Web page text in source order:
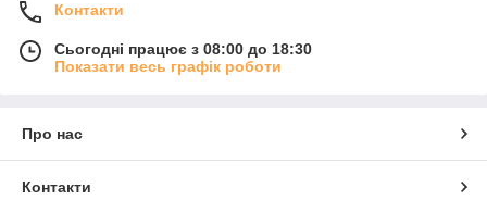
Контакти
Сьогодні працює з 08:00 до 18:30
Показати весь графік роботи
Про нас
Контакти